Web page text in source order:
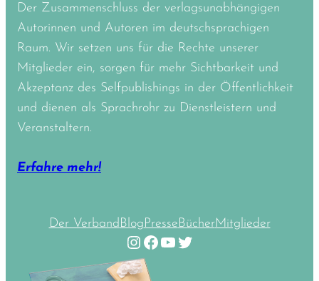
Der Zusammenschluss der verlagsunabhängigen
Autorinnen und Autoren im deutschsprachigen
Raum. Wir setzen uns für die Rechte unserer
Mitglieder ein, sorgen für mehr Sichtbarkeit und
Akzeptanz des Selfpublishings in der Öffentlichkeit
und dienen als Sprachrohr zu Dienstleistern und
Veranstaltern.
Erfahre mehr!
Der VerbandBlogPresseBücherMitglieder
Instagram Facebook YouTube Twitter